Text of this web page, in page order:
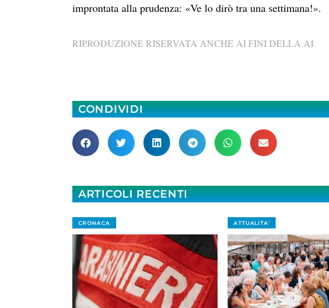
improntata alla prudenza: «Ve lo dirò tra una settimana!».
RIPRODUZIONE RISERVATA ANCHE AI FINI DELLA AI
CONDIVIDI
ARTICOLI RECENTI
CRONACA ATTUALITA'